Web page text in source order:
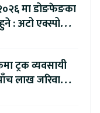
मा डोङफेङका
: अटो एक्स्पोमा
ट्रक व्यवसायी
लाख जरिवाना